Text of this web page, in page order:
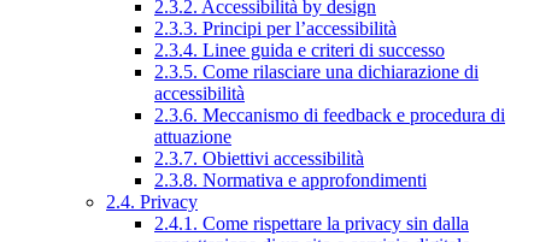
2.3.2. Accessibilità by design
2.3.3. Principi per l’accessibilità
2.3.4. Linee guida e criteri di successo
2.3.5. Come rilasciare una dichiarazione di
accessibilità
2.3.6. Meccanismo di feedback e procedura di
attuazione
2.3.7. Obiettivi accessibilità
2.3.8. Normativa e approfondimenti
2.4. Privacy
2.4.1. Come rispettare la privacy sin dalla